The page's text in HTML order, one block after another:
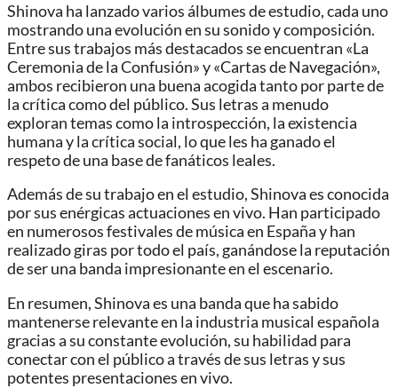
Shinova ha lanzado varios álbumes de estudio, cada uno
mostrando una evolución en su sonido y composición.
Entre sus trabajos más destacados se encuentran «La
Ceremonia de la Confusión» y «Cartas de Navegación»,
ambos recibieron una buena acogida tanto por parte de
la crítica como del público. Sus letras a menudo
exploran temas como la introspección, la existencia
humana y la crítica social, lo que les ha ganado el
respeto de una base de fanáticos leales.
Además de su trabajo en el estudio, Shinova es conocida
por sus enérgicas actuaciones en vivo. Han participado
en numerosos festivales de música en España y han
realizado giras por todo el país, ganándose la reputación
de ser una banda impresionante en el escenario.
En resumen, Shinova es una banda que ha sabido
mantenerse relevante en la industria musical española
gracias a su constante evolución, su habilidad para
conectar con el público a través de sus letras y sus
potentes presentaciones en vivo.